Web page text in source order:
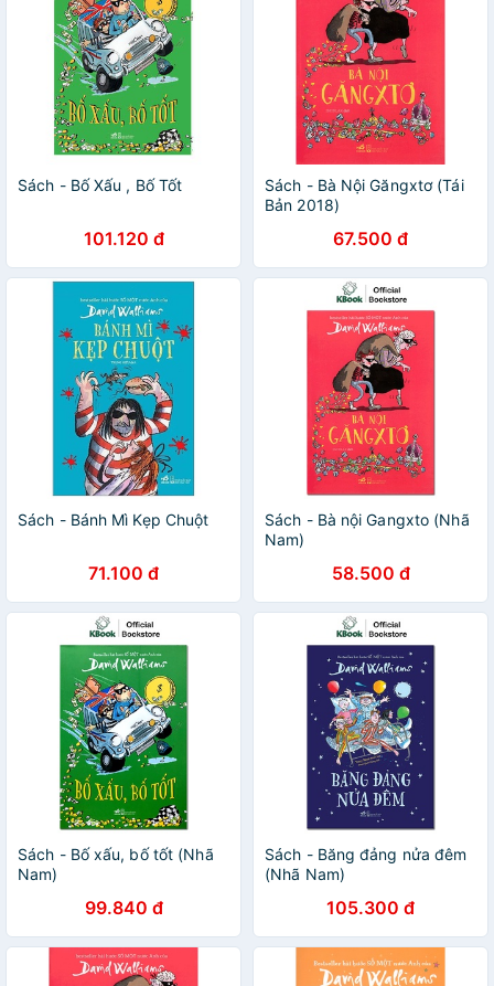
Sách - Bố Xấu , Bố Tốt
101.120 đ
Sách - Bà Nội Găngxtơ (Tái
Bản 2018)
67.500 đ
Sách - Bánh Mì Kẹp Chuột
71.100 đ
Sách - Bà nội Gangxto (Nhã
Nam)
58.500 đ
Sách - Bố xấu, bố tốt (Nhã
Nam)
99.840 đ
Sách - Băng đảng nửa đêm
(Nhã Nam)
105.300 đ